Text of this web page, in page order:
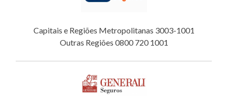
Capitais e Regiões Metropolitanas 3003-1001
Outras Regiões 0800 720 1001